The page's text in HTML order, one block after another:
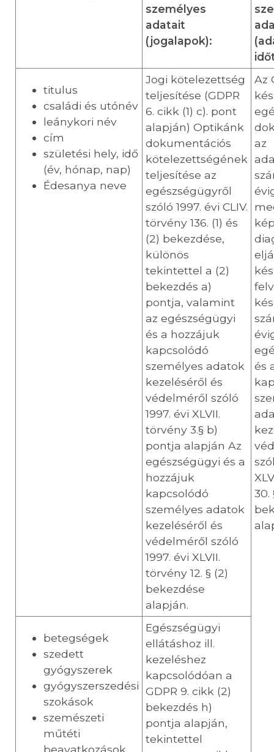
személyes
adatait
(jogalapok):
titulus
családi és utónév
leánykori név
cím
születési hely, idő
(év, hónap, nap)
Édesanya neve
Jogi kötelezettség
teljesítése (GDPR
6. cikk (1) c). pont
alapján) Optikánk
dokumentációs
kötelezettségének
teljesítése az
egészségügyről
szóló 1997. évi CLIV.
törvény 136. (1) és
(2) bekezdése,
különös
tekintettel a (2)
bekezdés a)
pontja, valamint
az egészségügyi
és a hozzájuk
kapcsolódó
személyes adatok
kezeléséről és
védelméről szóló
1997. évi XLVII.
törvény 3.§ b)
pontja alapján Az
egészségügyi és a
hozzájuk
kapcsolódó
személyes adatok
kezeléséről és
védelméről szóló
1997. évi XLVII.
törvény 12. § (2)
bekezdése
alapján.
Az
az
és
30.
betegségek
szedett
gyógyszerek
gyógyszerszedési
szokások
szemészeti
műtéti
Egészségügyi
ellátáshoz ill.
kezeléshez
kapcsolódóan a
GDPR 9. cikk (2)
bekezdés h)
pontja alapján,
tekintettel